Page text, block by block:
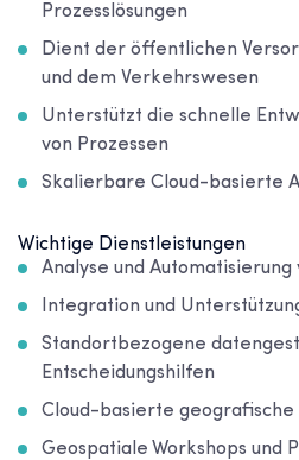
Prozesslösungen
Dient der öffentlichen
und dem Verkehrswesen
Unterstützt die schnelle
von Prozessen
Skalierbare Cloud-basierte
Wichtige Dienstleistungen
Analyse und
Integration und
Standortbezogene
Entscheidungshilfen
Cloud-basierte geografische
Geospatiale Workshops und